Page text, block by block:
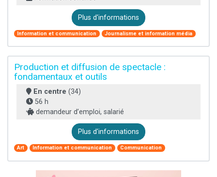
Plus d'informations
Information et communication Journalisme et information média
Production et diffusion de spectacle :
fondamentaux et outils
En centre (34)
56 h
demandeur d’emploi, salarié
Plus d'informations
Art Information et communication Communication